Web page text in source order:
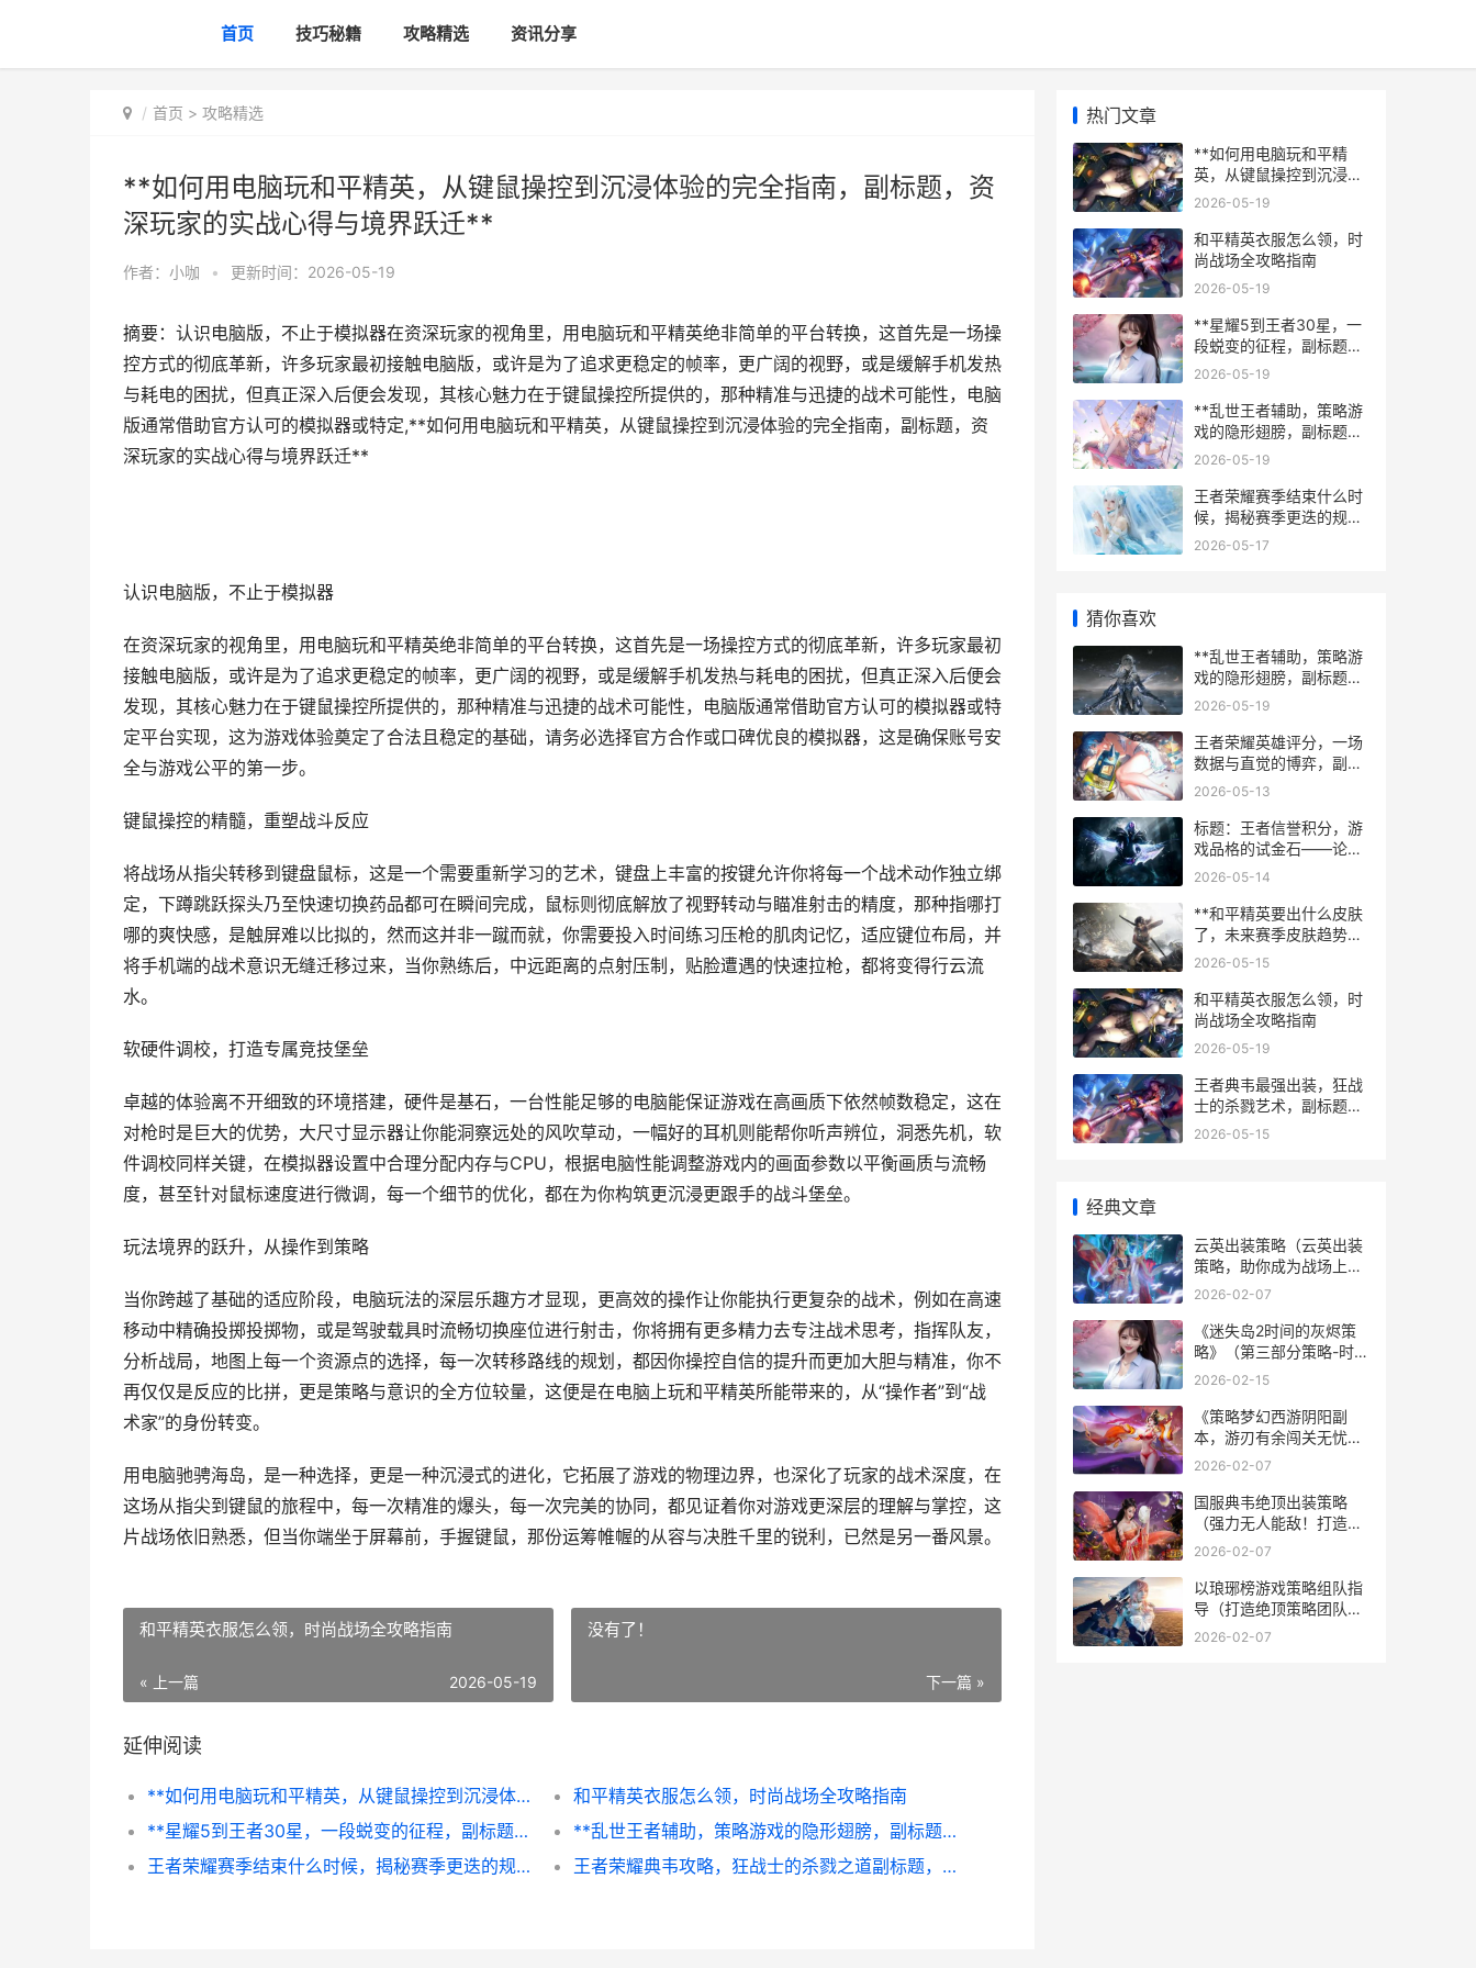
首页 技巧秘籍 攻略精选 资讯分享
首页 > 攻略精选
**如何用电脑玩和平精英，从键鼠操控到沉浸体验的完全指南，副标题，资
深玩家的实战心得与境界跃迁**
作者： 小咖 • 更新时间：2026-05-19
摘要：认识电脑版，不止于模拟器在资深玩家的视角里，用电脑玩和平精英绝非简单的平台转换，这首先是一场操
控方式的彻底革新，许多玩家最初接触电脑版，或许是为了追求更稳定的帧率，更广阔的视野，或是缓解手机发热
与耗电的困扰，但真正深入后便会发现，其核心魅力在于键鼠操控所提供的，那种精准与迅捷的战术可能性，电脑
版通常借助官方认可的模拟器或特定,**如何用电脑玩和平精英，从键鼠操控到沉浸体验的完全指南，副标题，资
深玩家的实战心得与境界跃迁**
认识电脑版，不止于模拟器
在资深玩家的视角里，用电脑玩和平精英绝非简单的平台转换，这首先是一场操控方式的彻底革新，许多玩家最初
接触电脑版，或许是为了追求更稳定的帧率，更广阔的视野，或是缓解手机发热与耗电的困扰，但真正深入后便会
发现，其核心魅力在于键鼠操控所提供的，那种精准与迅捷的战术可能性，电脑版通常借助官方认可的模拟器或特
定平台实现，这为游戏体验奠定了合法且稳定的基础，请务必选择官方合作或口碑优良的模拟器，这是确保账号安
全与游戏公平的第一步。
键鼠操控的精髓，重塑战斗反应
将战场从指尖转移到键盘鼠标，这是一个需要重新学习的艺术，键盘上丰富的按键允许你将每一个战术动作独立绑
定，下蹲跳跃探头乃至快速切换药品都可在瞬间完成，鼠标则彻底解放了视野转动与瞄准射击的精度，那种指哪打
哪的爽快感，是触屏难以比拟的，然而这并非一蹴而就，你需要投入时间练习压枪的肌肉记忆，适应键位布局，并
将手机端的战术意识无缝迁移过来，当你熟练后，中远距离的点射压制，贴脸遭遇的快速拉枪，都将变得行云流
水。
软硬件调校，打造专属竞技堡垒
卓越的体验离不开细致的环境搭建，硬件是基石，一台性能足够的电脑能保证游戏在高画质下依然帧数稳定，这在
对枪时是巨大的优势，大尺寸显示器让你能洞察远处的风吹草动，一幅好的耳机则能帮你听声辨位，洞悉先机，软
件调校同样关键，在模拟器设置中合理分配内存与CPU，根据电脑性能调整游戏内的画面参数以平衡画质与流畅
度，甚至针对鼠标速度进行微调，每一个细节的优化，都在为你构筑更沉浸更跟手的战斗堡垒。
玩法境界的跃升，从操作到策略
当你跨越了基础的适应阶段，电脑玩法的深层乐趣方才显现，更高效的操作让你能执行更复杂的战术，例如在高速
移动中精确投掷投掷物，或是驾驶载具时流畅切换座位进行射击，你将拥有更多精力去专注战术思考，指挥队友，
分析战局，地图上每一个资源点的选择，每一次转移路线的规划，都因你操控自信的提升而更加大胆与精准，你不
再仅仅是反应的比拼，更是策略与意识的全方位较量，这便是在电脑上玩和平精英所能带来的，从“操作者”到“战
术家”的身份转变。
用电脑驰骋海岛，是一种选择，更是一种沉浸式的进化，它拓展了游戏的物理边界，也深化了玩家的战术深度，在
这场从指尖到键鼠的旅程中，每一次精准的爆头，每一次完美的协同，都见证着你对游戏更深层的理解与掌控，这
片战场依旧熟悉，但当你端坐于屏幕前，手握键鼠，那份运筹帷幄的从容与决胜千里的锐利，已然是另一番风景。
和平精英衣服怎么领，时尚战场全攻略指南
« 上一篇 2026-05-19
没有了！
下一篇 »
延伸阅读
**如何用电脑玩和平精英，从键鼠操控到沉浸体验的完全指南，副标题，资深玩家的实战心得与境界跃迁**
和平精英衣服怎么领，时尚战场全攻略指南
**星耀5到王者30星，一段蜕变的征程，副标题，从挣扎到从容的实战心路**
**乱世王者辅助，策略游戏的隐形翅膀，副标题，智能工具如何重塑战争艺术**
王者荣耀赛季结束什么时候，揭秘赛季更迭的规律与准备
王者荣耀典韦攻略，狂战士的杀戮之道副标题，从入门到精通掌控野区节奏
热门文章
**如何用电脑玩和平精
英，从键鼠操控到沉浸体
验的完全指南，副标题，
界跃迁**
2026-05-19
和平精英衣服怎么领，时
尚战场全攻略指南
2026-05-19
**星耀5到王者30星，一
段蜕变的征程，副标题，
从挣扎到从容的实战心路
2026-05-19
**乱世王者辅助，策略游
戏的隐形翅膀，副标题，
智能工具如何重塑战争艺
2026-05-19
王者荣耀赛季结束什么时
候，揭秘赛季更迭的规律
与准备
2026-05-17
猜你喜欢
**乱世王者辅助，策略游
戏的隐形翅膀，副标题，
智能工具如何重塑战争艺
2026-05-19
王者荣耀英雄评分，一场
数据与直觉的博弈，副标
题，资深玩家眼中的战力
2026-05-13
标题：王者信誉积分，游
戏品格的试金石——论公
平竞技的守护之道
2026-05-14
**和平精英要出什么皮肤
了，未来赛季皮肤趋势前
瞻**
2026-05-15
和平精英衣服怎么领，时
尚战场全攻略指南
2026-05-19
王者典韦最强出装，狂战
士的杀戮艺术，副标题，
撕裂战场的终极暴力美学
2026-05-15
经典文章
云英出装策略（云英出装
策略，助你成为战场上的
霸主！） 云英出装策略图
2026-02-07
《迷失岛2时间的灰烬策
略》（第三部分策略-时光
守护者的秘密揭示） 迷失
2026-02-15
《策略梦幻西游阴阳副
本，游刃有余闯关无忧》
（精心策略，一举突破困
梦幻西游策划
2026-02-07
国服典韦绝顶出装策略
（强力无人能敌！打造不
可阻挡的典韦装备） 国服
2026-02-07
以琅琊榜游戏策略组队指
导（打造绝顶策略团队，
征战琅琊榜！） 琅琊榜
2026-02-07